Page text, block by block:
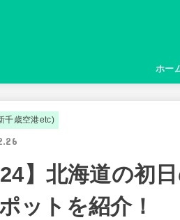
ホー
千歳空港etc)
】北海道の初
ットを紹介！